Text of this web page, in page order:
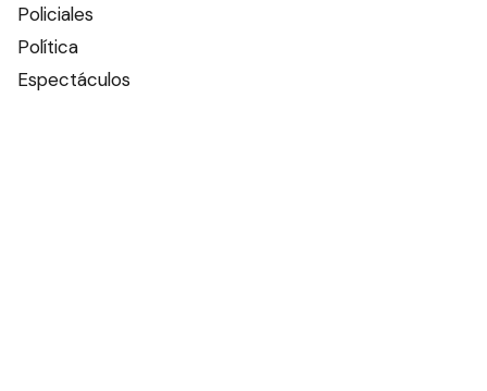
Policiales
Política
Espectáculos